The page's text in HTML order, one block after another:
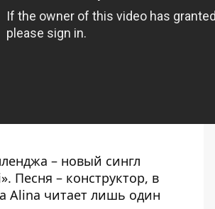
– новый сингл
Песня – конструктор, в
Alina читает лишь один